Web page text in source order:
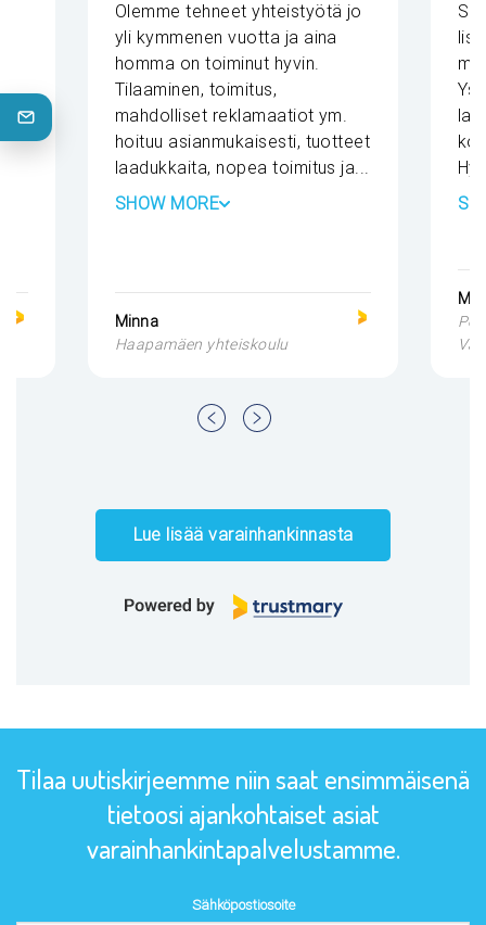
Olemme tehneet yhteistyötä jo
yli kymmenen vuotta ja aina
homma on toiminut hyvin.
Tilaaminen, toimitus,
mahdolliset reklamaatiot ym.
hoituu asianmukaisesti, tuotteet
laadukkaita, nopea toimitus ja...
SHOW MORE
Minna
Haapamäen yhteiskoulu
Lue lisää varainhankinnasta
Tilaa uutiskirjeemme niin saat ensimmäisenä
tietoosi ajankohtaiset asiat
varainhankintapalvelustamme.
Sähköpostiosoite